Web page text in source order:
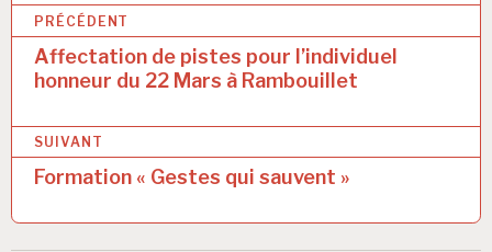
N
a
i
g
PRÉCÉDENT
Affectation de pistes pour l’individuel
honneur du 22 Mars à Rambouillet
SUIVANT
Formation « Gestes qui sauvent »